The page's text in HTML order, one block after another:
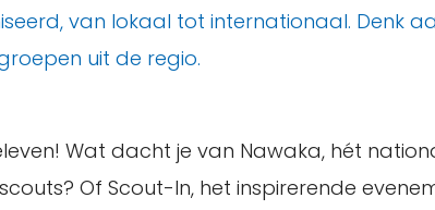
van lokaal tot internationaal. Denk
uit de regio.
Wat dacht je van Nawaka, hét
Of Scout-In, het inspirerende